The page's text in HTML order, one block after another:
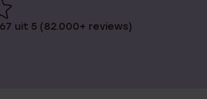
uit 5 (82.000+ reviews)